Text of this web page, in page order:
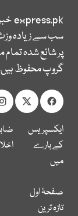
express.pk
سب سے زیادہ
پر شائع شدہ
گروپ محفوظ
ایکسپریس
کے بارے
میں
صفحۂ اول
تازہ ترین